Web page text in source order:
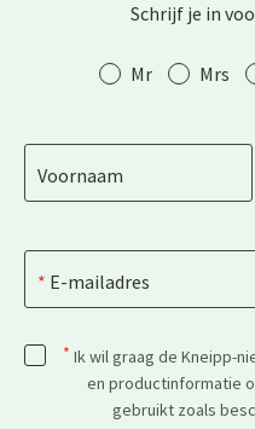
Schrijf je in
Aanhef Mr Mrs
Voornaam
E-mailadres
* Ik wil graag de Kneipp-
en productinformatie
gebruikt zoals